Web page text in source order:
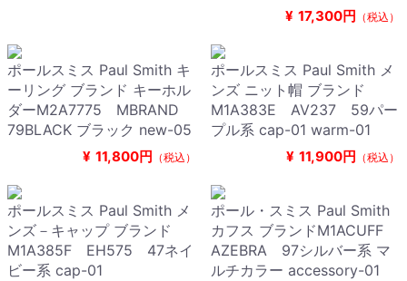
¥ 17,300円 （税込）
ポールスミス Paul Smith キ
ーリング ブランド キーホル
ダーM2A7775 MBRAND
79BLACK ブラック new-05
¥ 11,800円 （税込）
ポールスミス Paul Smith メ
ンズ ニット帽 ブランド
M1A383E AV237 59パー
プル系 cap-01 warm-01
¥ 11,900円 （税込）
ポールスミス Paul Smith メ
ンズ－キャップ ブランド
M1A385F EH575 47ネイ
ビー系 cap-01
ポール・スミス Paul Smith
カフス ブランドM1ACUFF
AZEBRA 97シルバー系 マ
ルチカラー accessory-01